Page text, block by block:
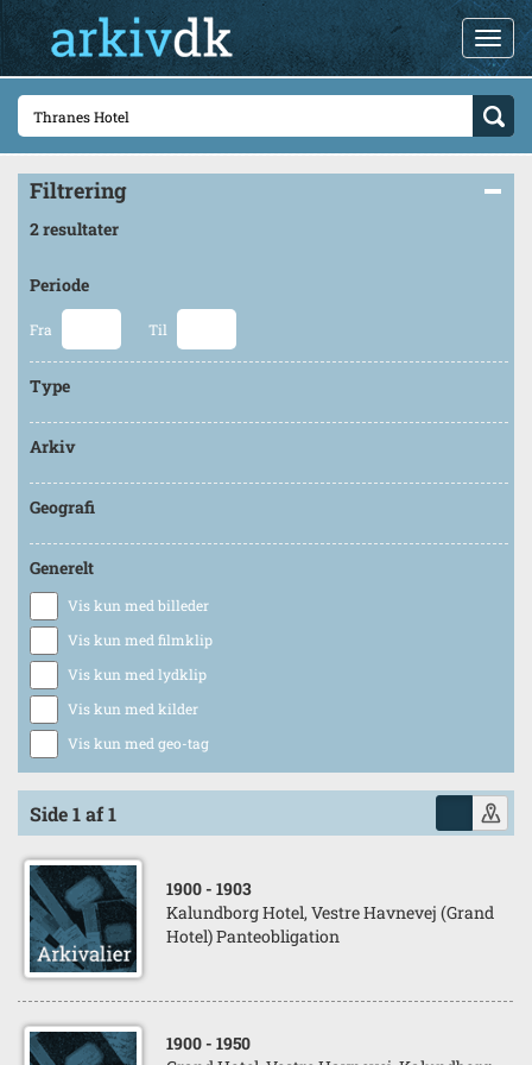
Filtrering
2 resultater
Periode
Fra Til
Type
Arkiv
Geografi
Generelt
Vis kun med billeder
Vis kun med filmklip
Vis kun med lydklip
Vis kun med kilder
Vis kun med geo-tag
Side 1 af 1
1900 - 1903
Kalundborg Hotel, Vestre Havnevej (Grand
Hotel) Panteobligation
1900 - 1950